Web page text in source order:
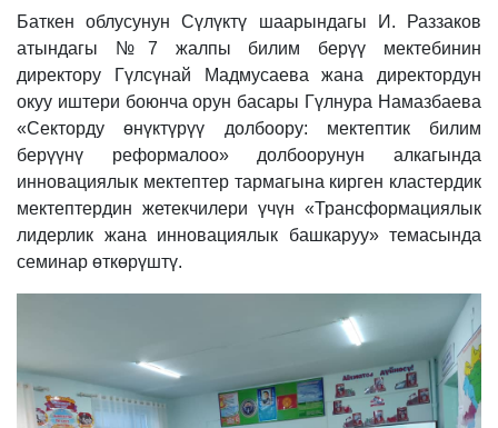
Баткен облусунун Сүлүктү шаарындагы И. Раззаков
атындагы №7 жалпы билим берүү мектебинин
директору Гүлсүнай Мадмусаева жана директордун
окуу иштери боюнча орун басары Гүлнура Намазбаева
«Секторду өнүктүрүү долбоору: мектептик билим
берүүнү реформалоо» долбоорунун алкагында
инновациялык мектептер тармагына кирген кластердик
мектептердин жетекчилери үчүн «Трансформациялык
лидерлик жана инновациялык башкаруу» темасында
семинар өткөрүштү.